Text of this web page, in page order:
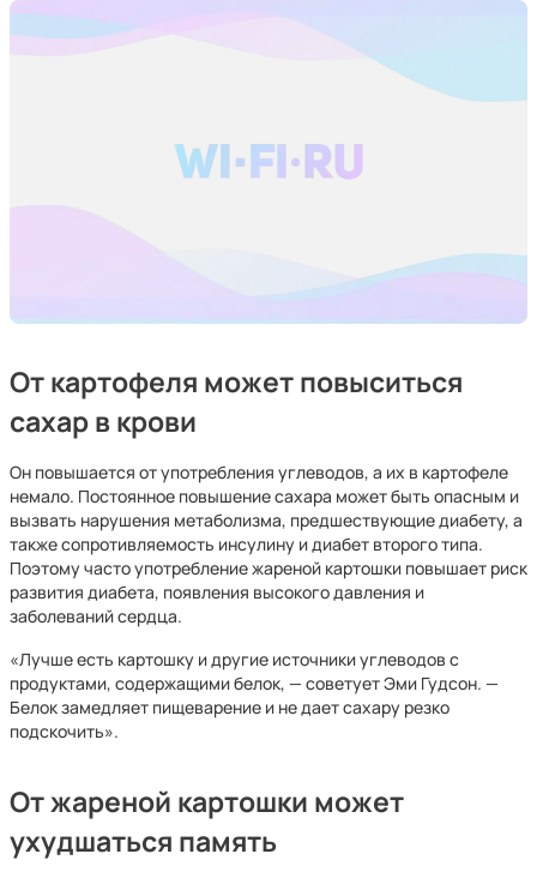
От картофеля может повыситься
сахар в крови
Он повышается от употребления углеводов, а их в картофеле
немало. Постоянное повышение сахара может быть опасным и
вызвать нарушения метаболизма, предшествующие диабету, а
также сопротивляемость инсулину и диабет второго типа.
Поэтому часто употребление жареной картошки повышает риск
развития диабета, появления высокого давления и
заболеваний сердца.
«Лучше есть картошку и другие источники углеводов с
продуктами, содержащими белок, — советует Эми Гудсон. —
Белок замедляет пищеварение и не дает сахару резко
подскочить».
От жареной картошки может
ухудшаться память